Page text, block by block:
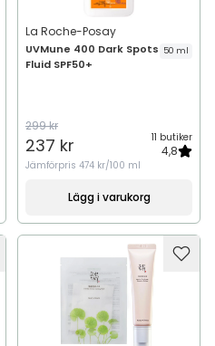
La Roche-Posay
UVMune 400 Dark Spots
Fluid SPF50+
50 ml
299 kr
237 kr 11 butiker
4,8
Jämförpris 474 kr/100 ml
Lägg i varukorg